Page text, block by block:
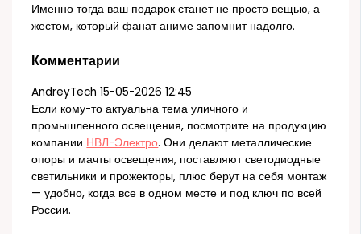
Именно тогда ваш подарок станет не просто вещью, а
жестом, который фанат аниме запомнит надолго.
Комментарии
AndreyTech 15-05-2026 12:45
Если кому-то актуальна тема уличного и
промышленного освещения, посмотрите на продукцию
компании НВЛ-Электро. Они делают металлические
опоры и мачты освещения, поставляют светодиодные
светильники и прожекторы, плюс берут на себя монтаж
— удобно, когда все в одном месте и под ключ по всей
России.